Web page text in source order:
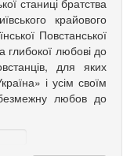
станиці братства
крайового
Повстанської
глибокої любові до
для яких
і усім своїм
любов до